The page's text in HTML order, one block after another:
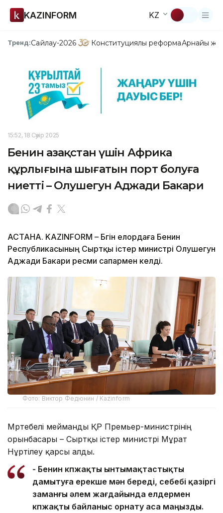
KAZINFORM KZ
Тренд:Сайлау-2026 Конституциялық реформаАрнайы
15:52, 18 Сәуір 2025
Бенин Қазақстан үшін Африка
құрлығына шығатын порт болуға
ниетті – Олушегун Аджади Бакари
АСТАНА. KAZINFORM – Бүгін елордаға Бенин
Республикасының Сыртқы істер министрі Олушегун
Аджади Бакари ресми сапармен келді.
Фото: Виктор Федюнин / Kazinform
Мәртебелі мейманды ҚР Премьер-министрінің
орынбасары – Сыртқы істер министрі Мұрат
Нұртілеу қарсы алды.
- Бенин көпжақты ынтымақтастықты
дамытуға ерекше мән береді, себебі қазіргі
заманғы әлем жағдайында елдермен
көпжақты байланыс орнату аса маңызды.